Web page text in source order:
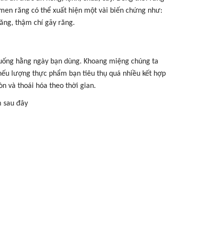
răng có thể xuất hiện một vài biến chứng như:
thậm chí gãy răng.
hằng ngày bạn dùng. Khoang miệng chúng ta
lượng thực phẩm bạn tiêu thụ quá nhiều kết hợp
và thoái hóa theo thời gian.
sau đây